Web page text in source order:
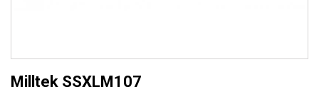
Milltek SSXLM107